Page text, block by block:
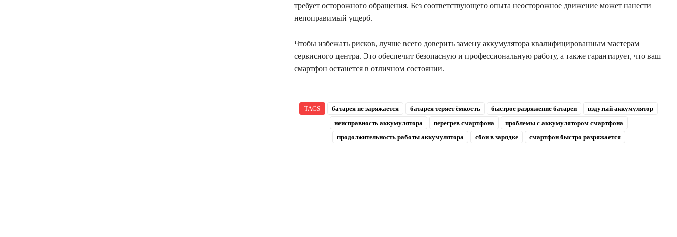
требует осторожного обращения. Без соответствующего опыта неосторожное движение может нанести
непоправимый ущерб.
Чтобы избежать рисков, лучше всего доверить замену аккумулятора квалифицированным мастерам
сервисного центра. Это обеспечит безопасную и профессиональную работу, а также гарантирует, что ваш
смартфон останется в отличном состоянии.
TAGS батарея не заряжается батарея теряет ёмкость быстрое разряжение батареи
вздутый аккумулятор
неисправность аккумулятора
перегрев смартфона
проблемы с аккумулятором смартфона
продолжительность работы аккумулятора
сбои в зарядке смартфон быстро разряжается